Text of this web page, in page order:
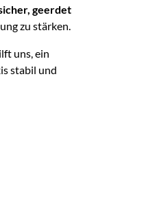
geerdet
zu stärken.
uns, ein
stabil und